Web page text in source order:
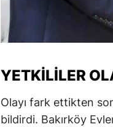
YETKILILER
Olayı fark ettikten
bildirdi. Bakırköy